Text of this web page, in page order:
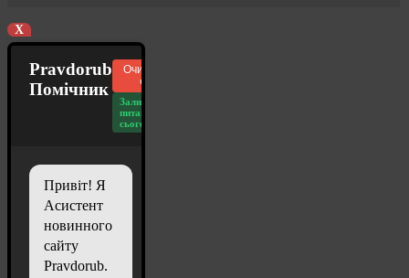
X
Pravdorub
Помічник
Очистити
чат
Залишилось
питань
сьогодні: 20
Привіт! Я
Асистент
новинного
сайту
Pravdorub.